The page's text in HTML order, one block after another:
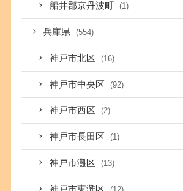
船井郡京丹波町 (1)
兵庫県 (554)
神戸市北区 (16)
神戸市中央区 (92)
神戸市西区 (2)
神戸市長田区 (1)
神戸市灘区 (13)
神戸市東灘区